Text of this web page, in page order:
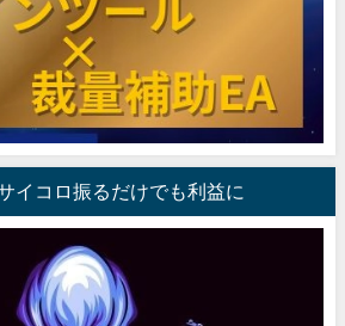
イコロ振るだけでも利益に